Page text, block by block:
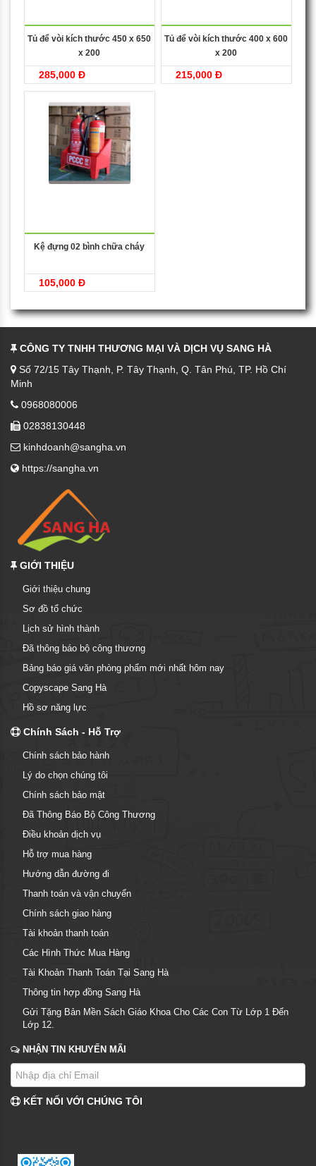
Tủ để vòi kích thước 450 x 650
x 200
285,000 Đ
Tủ để vòi kích thước 400 x 600
x 200
215,000 Đ
Kệ đựng 02 bình chữa cháy
105,000 Đ
CÔNG TY TNHH THƯƠNG MẠI VÀ DỊCH VỤ SANG HÀ
Số 72/15 Tây Thạnh, P. Tây Thạnh, Q. Tân Phú, TP. Hồ Chí
Minh
0968080006
02838130448
kinhdoanh@sangha.vn
https://sangha.vn
GIỚI THIỆU
Giới thiệu chung
Sơ đồ tổ chức
Lịch sử hình thành
Đã thông báo bộ công thương
Bảng báo giá văn phòng phẩm mới nhất hôm nay
Copyscape Sang Hà
Hồ sơ năng lực
Chính Sách - Hỗ Trợ
Chính sách bảo hành
Lý do chọn chúng tôi
Chính sách bảo mật
Đã Thông Báo Bộ Công Thương
Điều khoản dịch vụ
Hỗ trợ mua hàng
Hướng dẫn đường đi
Thanh toán và vận chuyển
Chính sách giao hàng
Tài khoản thanh toán
Các Hình Thức Mua Hàng
Tài Khoản Thanh Toán Tại Sang Hà
Thông tin hợp đồng Sang Hà
Gửi Tặng Bản Mền Sách Giáo Khoa Cho Các Con Từ Lớp 1 Đến
Lớp 12.
NHẬN TIN KHUYẾN MÃI
KẾT NỐI VỚI CHÚNG TÔI